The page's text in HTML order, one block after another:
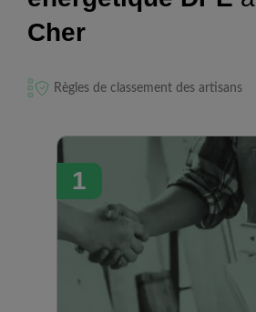
Cher
Règles de classement des artisans
1